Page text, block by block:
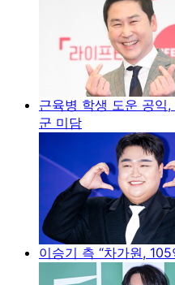
근육병 학생 도운 공익
군 미담
이승기 측 “차가원,